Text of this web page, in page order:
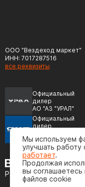
ООО "Вездеход маркет"
ИНН: 7017287516
все реквизиты
Официальный
дилер
АО "АЗ "УРАЛ"
Официальный
дилер
(ЯМЗ)
Разработка сайта
Мы используем
улучшать работу
работает.
Продолжая
вы соглашаетесь
файлов cookie